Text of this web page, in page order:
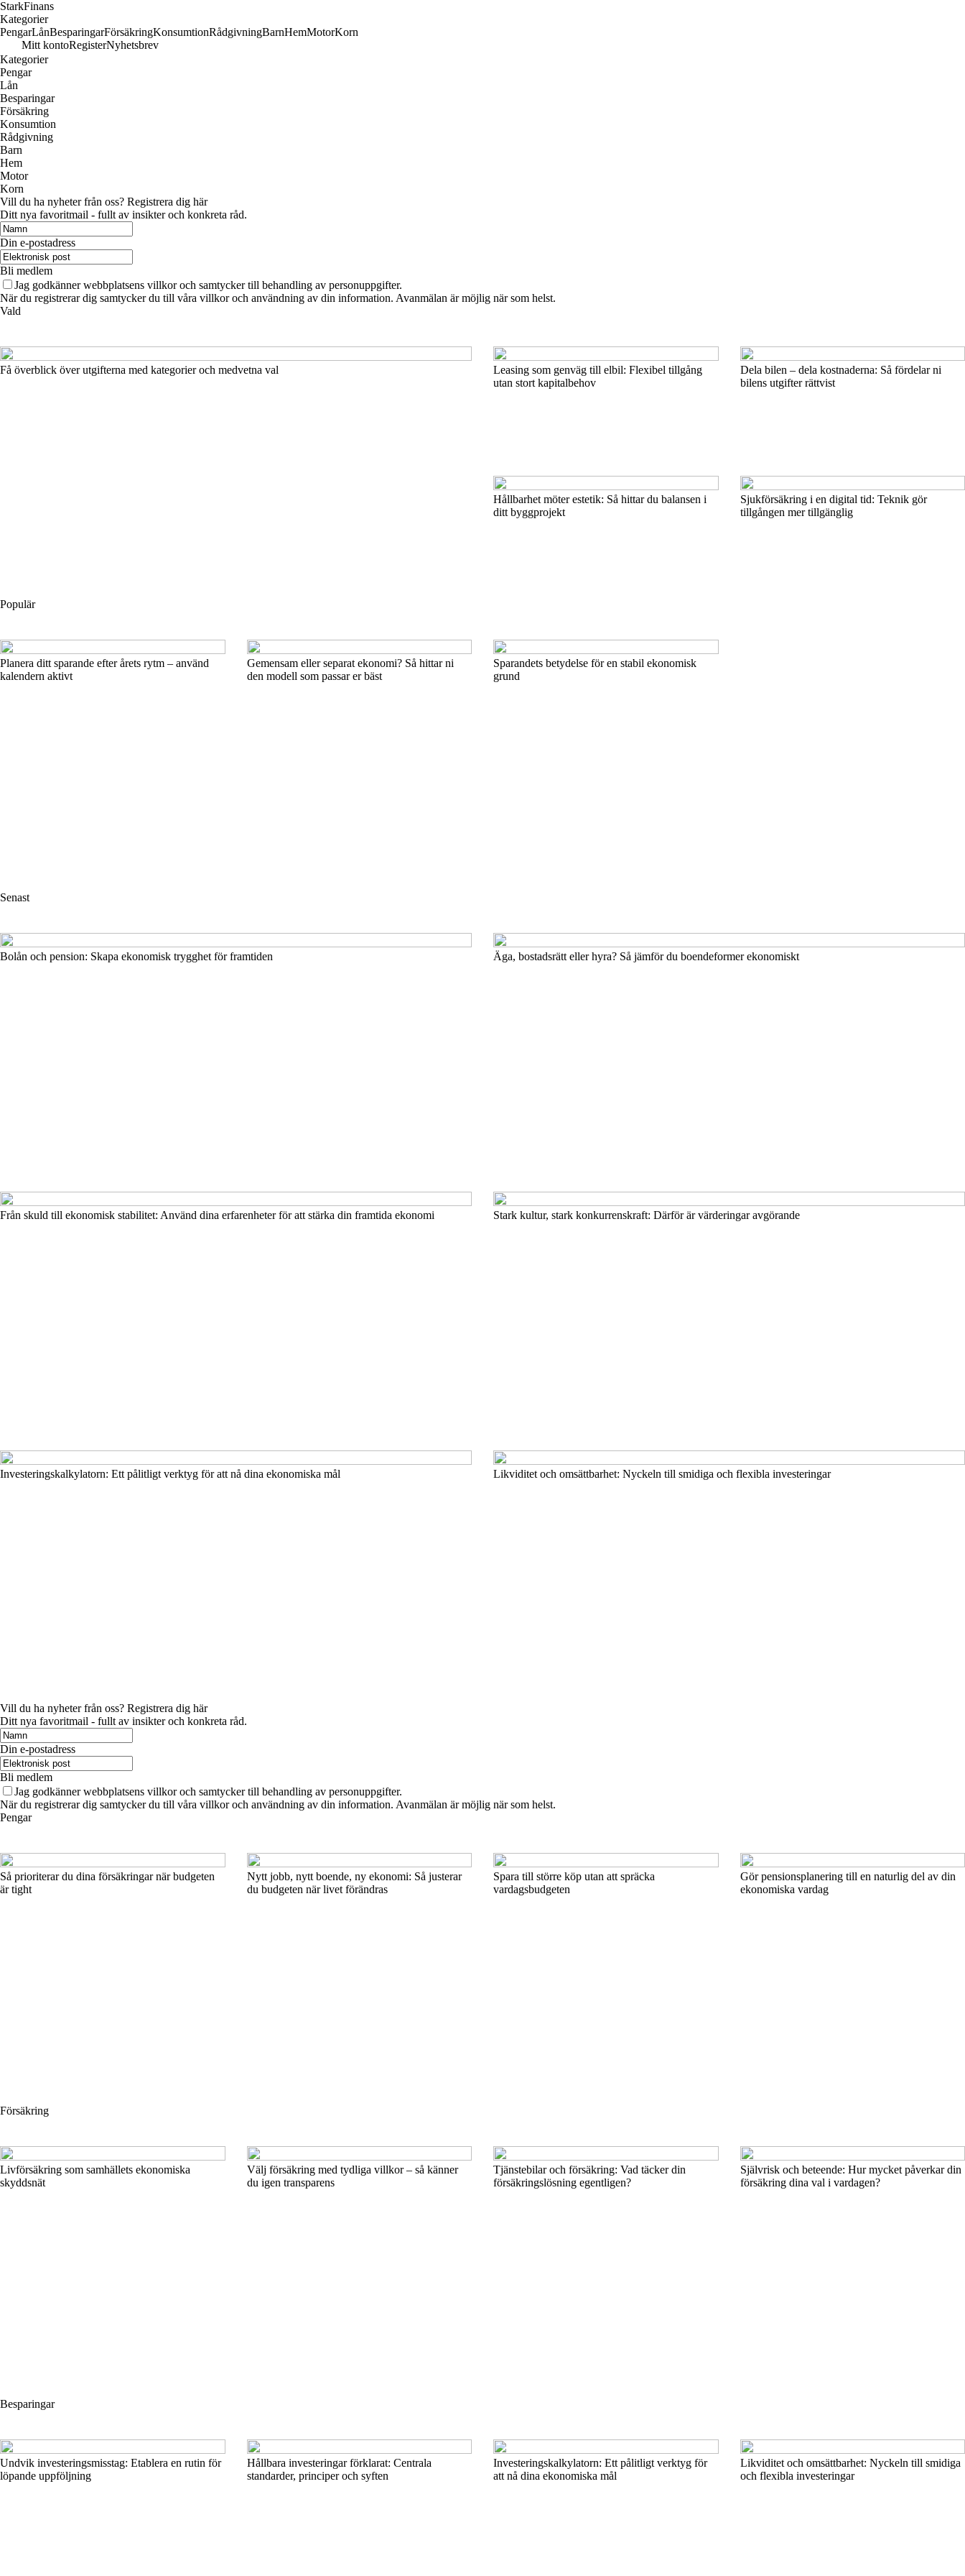
StarkFinans
Kategorier
PengarLånBesparingarFörsäkringKonsumtionRådgivningBarnHemMotorKorn
Mitt kontoRegisterNyhetsbrev
Kategorier
Pengar
Lån
Besparingar
Försäkring
Konsumtion
Rådgivning
Barn
Hem
Motor
Korn
Vill du ha nyheter från oss? Registrera dig här
Ditt nya favoritmail - fullt av insikter och konkreta råd.
Din e-postadress
Bli medlem
Jag godkänner webbplatsens villkor och samtycker till behandling av personuppgifter.
När du registrerar dig samtycker du till våra villkor och användning av din information. Avanmälan är möjlig när som helst.
Vald
Få överblick över utgifterna med kategorier och medvetna val
Leasing som genväg till elbil: Flexibel tillgång
utan stort kapitalbehov
Dela bilen – dela kostnaderna: Så fördelar ni
bilens utgifter rättvist
Hållbarhet möter estetik: Så hittar du balansen i
ditt byggprojekt
Sjukförsäkring i en digital tid: Teknik gör
tillgången mer tillgänglig
Populär
Planera ditt sparande efter årets rytm – använd
kalendern aktivt
Gemensam eller separat ekonomi? Så hittar ni
den modell som passar er bäst
Sparandets betydelse för en stabil ekonomisk
grund
Senast
Bolån och pension: Skapa ekonomisk trygghet för framtiden Äga, bostadsrätt eller hyra? Så jämför du boendeformer ekonomiskt
Från skuld till ekonomisk stabilitet: Använd dina erfarenheter för att stärka din framtida ekonomi Stark kultur, stark konkurrenskraft: Därför är värderingar avgörande
Investeringskalkylatorn: Ett pålitligt verktyg för att nå dina ekonomiska mål Likviditet och omsättbarhet: Nyckeln till smidiga och flexibla investeringar
Vill du ha nyheter från oss? Registrera dig här
Ditt nya favoritmail - fullt av insikter och konkreta råd.
Din e-postadress
Bli medlem
Jag godkänner webbplatsens villkor och samtycker till behandling av personuppgifter.
När du registrerar dig samtycker du till våra villkor och användning av din information. Avanmälan är möjlig när som helst.
Pengar
Så prioriterar du dina försäkringar när budgeten
är tight
Nytt jobb, nytt boende, ny ekonomi: Så justerar
du budgeten när livet förändras
Spara till större köp utan att spräcka
vardagsbudgeten
Gör pensionsplanering till en naturlig del av din
ekonomiska vardag
Försäkring
Livförsäkring som samhällets ekonomiska
skyddsnät
Välj försäkring med tydliga villkor – så känner
du igen transparens
Tjänstebilar och försäkring: Vad täcker din
försäkringslösning egentligen?
Självrisk och beteende: Hur mycket påverkar din
försäkring dina val i vardagen?
Besparingar
Undvik investeringsmisstag: Etablera en rutin för
löpande uppföljning
Hållbara investeringar förklarat: Centrala
standarder, principer och syften
Investeringskalkylatorn: Ett pålitligt verktyg för
att nå dina ekonomiska mål
Likviditet och omsättbarhet: Nyckeln till smidiga
och flexibla investeringar